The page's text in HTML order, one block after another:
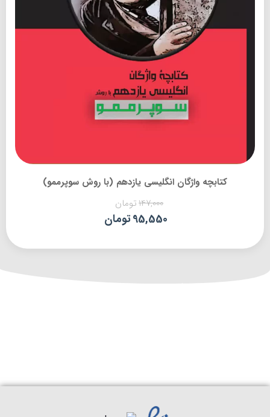
کتابچه واژگان انگلیسی یازدهم (با روش سوپرممو)
147,000تومان
95,550تومان